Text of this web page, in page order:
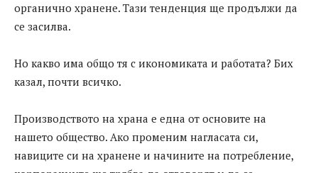
органично хранене. Тази тенденция ще продължи да
се засилва.
Но какво има общо тя с икономиката и работата? Бих
казал, почти всичко.
Производството на храна е една от основите на
нашето общество. Ако променим нагласата си,
навиците си на хранене и начините на потребление,